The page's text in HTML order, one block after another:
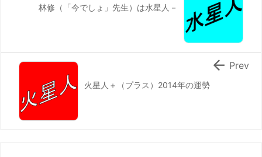
林修（「今でしょ」先生）は水星人－
火星人＋（プラス）2014年の運勢
 Prev